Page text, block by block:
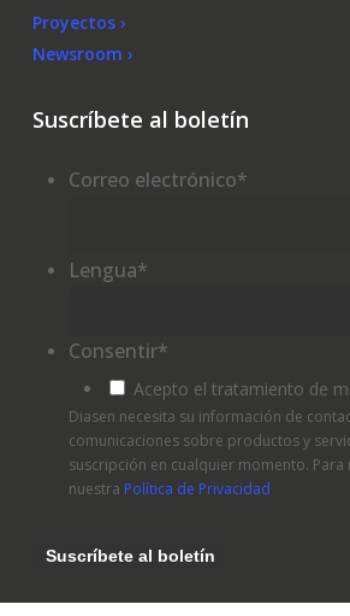
Proyectos ›
Newsroom ›
Suscríbete al boletín
Correo electrónico*
Lengua*
Consentir*
Acepto el tratamiento de
Diasen necesita su información de
comunicaciones sobre productos y
suscripción en cualquier momento.
nuestra Política de Privacidad